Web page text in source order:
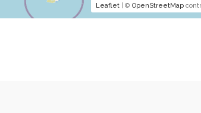
Leaflet| © OpenStreetMap